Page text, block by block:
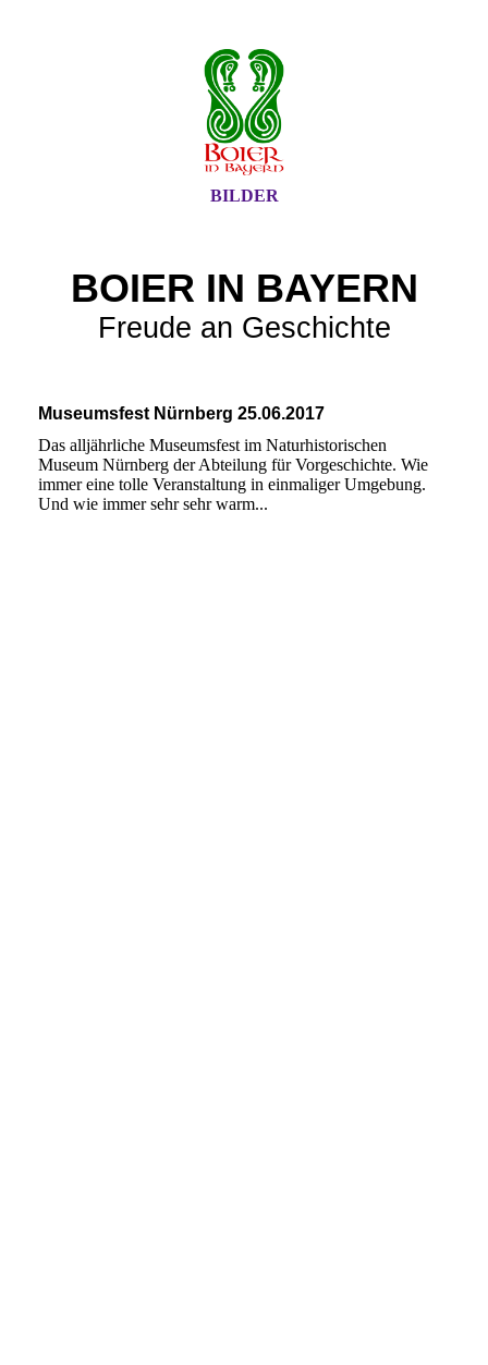
BILDER
BOIER IN BAYERN
Freude an Geschichte
Museumsfest Nürnberg 25.06.2017
Das alljährliche Museumsfest im Naturhistorischen
Museum Nürnberg der Abteilung für Vorgeschichte. Wie
immer eine tolle Veranstaltung in einmaliger Umgebung.
Und wie immer sehr sehr warm...